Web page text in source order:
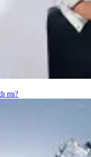
mı?